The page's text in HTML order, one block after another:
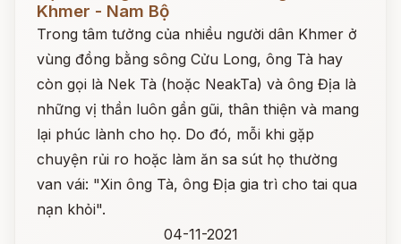
Khmer - Nam Bộ
Trong tâm tưởng của nhiều người dân Khmer ở
vùng đồng bằng sông Cửu Long, ông Tà hay
còn gọi là Nek Tà (hoặc NeakTa) và ông Địa là
những vị thần luôn gần gũi, thân thiện và mang
lại phúc lành cho họ. Do đó, mỗi khi gặp
chuyện rủi ro hoặc làm ăn sa sút họ thường
van vái: "Xin ông Tà, ông Địa gia trì cho tai qua
nạn khỏi".
04-11-2021